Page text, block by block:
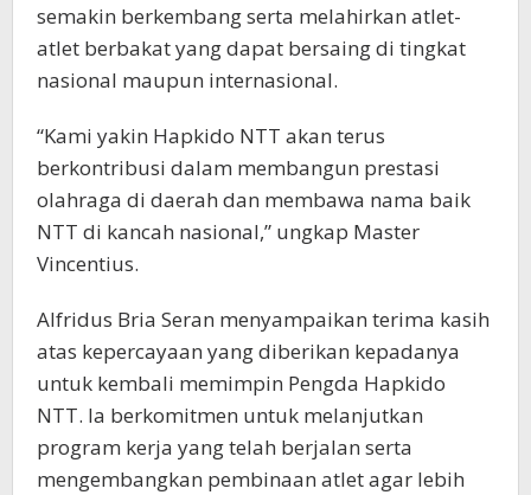
semakin berkembang serta melahirkan atlet-
atlet berbakat yang dapat bersaing di tingkat
nasional maupun internasional.
“Kami yakin Hapkido NTT akan terus
berkontribusi dalam membangun prestasi
olahraga di daerah dan membawa nama baik
NTT di kancah nasional,” ungkap Master
Vincentius.
Alfridus Bria Seran menyampaikan terima kasih
atas kepercayaan yang diberikan kepadanya
untuk kembali memimpin Pengda Hapkido
NTT. Ia berkomitmen untuk melanjutkan
program kerja yang telah berjalan serta
mengembangkan pembinaan atlet agar lebih